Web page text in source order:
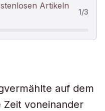
Artikeln
1/3
auf dem
voneinander